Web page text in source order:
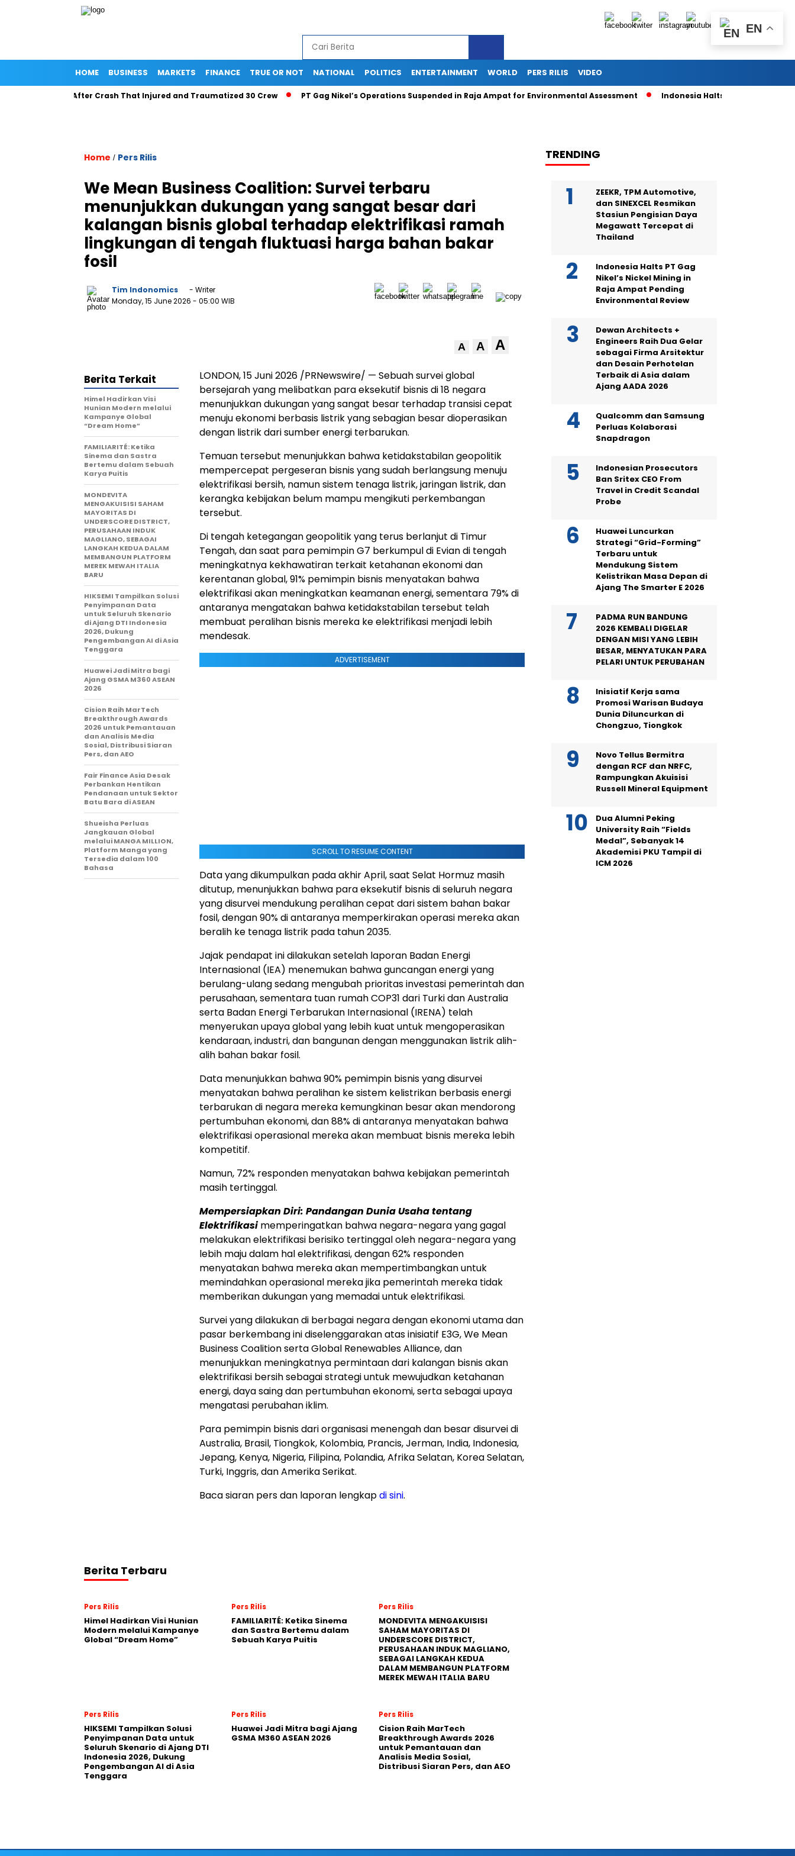
HOME BUSINESS MARKETS FINANCE TRUE OR NOT NATIONAL POLITICS ENTERTAINMENT WORLD PERS RILIS VIDEO
Fleeing After Crash That Injured and Traumatized 30 Crew PT Gag Nikel’s Operations Suspended in Raja Ampat for Environmental Assessment Indonesia Halts PT Gag Nikel’s
Home / Pers Rilis
We Mean Business Coalition: Survei terbaru
menunjukkan dukungan yang sangat besar dari
kalangan bisnis global terhadap elektrifikasi ramah
lingkungan di tengah fluktuasi harga bahan bakar
fosil
Tim Indonomics
- Writer
Monday, 15 June 2026 - 05:00 WIB
A A A
LONDON,15 Juni 2026 /PRNewswire/ — Sebuah survei global
bersejarah yang melibatkan para eksekutif bisnis di 18 negara
menunjukkan dukungan yang sangat besar terhadap transisi cepat
menuju ekonomi berbasis listrik yang sebagian besar dioperasikan
dengan listrik dari sumber energi terbarukan.
Temuan tersebut menunjukkan bahwa ketidakstabilan geopolitik
mempercepat pergeseran bisnis yang sudah berlangsung menuju
elektrifikasi bersih, namun sistem tenaga listrik, jaringan listrik, dan
kerangka kebijakan belum mampu mengikuti perkembangan
tersebut.
Di tengah ketegangan geopolitik yang terus berlanjut di Timur
Tengah, dan saat para pemimpin G7 berkumpul di Evian di tengah
meningkatnya kekhawatiran terkait ketahanan ekonomi dan
kerentanan global, 91% pemimpin bisnis menyatakan bahwa
elektrifikasi akan meningkatkan keamanan energi, sementara 79% di
antaranya mengatakan bahwa ketidakstabilan tersebut telah
membuat peralihan bisnis mereka ke elektrifikasi menjadi lebih
mendesak.
ADVERTISEMENT
SCROLL TO RESUME CONTENT
Data yang dikumpulkan pada akhir April, saat Selat Hormuz masih
ditutup, menunjukkan bahwa para eksekutif bisnis di seluruh negara
yang disurvei mendukung peralihan cepat dari sistem bahan bakar
fosil, dengan 90% di antaranya memperkirakan operasi mereka akan
beralih ke tenaga listrik pada tahun 2035.
Jajak pendapat ini dilakukan setelah laporan Badan Energi
Internasional (IEA) menemukan bahwa guncangan energi yang
berulang-ulang sedang mengubah prioritas investasi pemerintah dan
perusahaan, sementara tuan rumah COP31 dari Turki dan Australia
serta Badan Energi Terbarukan Internasional (IRENA) telah
menyerukan upaya global yang lebih kuat untuk mengoperasikan
kendaraan, industri, dan bangunan dengan menggunakan listrik alih-
alih bahan bakar fosil.
Data menunjukkan bahwa 90% pemimpin bisnis yang disurvei
menyatakan bahwa peralihan ke sistem kelistrikan berbasis energi
terbarukan di negara mereka kemungkinan besar akan mendorong
pertumbuhan ekonomi, dan 88% di antaranya menyatakan bahwa
elektrifikasi operasional mereka akan membuat bisnis mereka lebih
kompetitif.
Namun, 72% responden menyatakan bahwa kebijakan pemerintah
masih tertinggal.
Mempersiapkan Diri: Pandangan Dunia Usaha tentang
Elektrifikasimemperingatkan bahwa negara-negara yang gagal
melakukan elektrifikasi berisiko tertinggal oleh negara-negara yang
lebih maju dalam hal elektrifikasi, dengan 62% responden
menyatakan bahwa mereka akan mempertimbangkan untuk
memindahkan operasional mereka jika pemerintah mereka tidak
memberikan dukungan yang memadai untuk elektrifikasi.
Survei yang dilakukan di berbagai negara dengan ekonomi utama dan
pasar berkembang ini diselenggarakan atas inisiatif E3G, We Mean
Business Coalition serta Global Renewables Alliance, dan
menunjukkan meningkatnya permintaan dari kalangan bisnis akan
elektrifikasi bersih sebagai strategi untuk mewujudkan ketahanan
energi, daya saing dan pertumbuhan ekonomi, serta sebagai upaya
mengatasi perubahan iklim.
Para pemimpin bisnis dari organisasi menengah dan besar disurvei di
Australia, Brasil, Tiongkok, Kolombia, Prancis, Jerman, India, Indonesia,
Jepang, Kenya, Nigeria, Filipina, Polandia, Afrika Selatan, Korea Selatan,
Turki, Inggris, dan Amerika Serikat.
Baca siaran pers dan laporan lengkapdi sini.
Berita Terkait
Himel Hadirkan Visi
Hunian Modern melalui
Kampanye Global
“Dream Home”
FAMILIARITÉ: Ketika
Sinema dan Sastra
Bertemu dalam Sebuah
Karya Puitis
MONDEVITA
MENGAKUISISI SAHAM
MAYORITAS DI
UNDERSCORE DISTRICT,
PERUSAHAAN INDUK
MAGLIANO, SEBAGAI
LANGKAH KEDUA DALAM
MEMBANGUN PLATFORM
MEREK MEWAH ITALIA
BARU
HIKSEMI Tampilkan Solusi
Penyimpanan Data
untuk Seluruh Skenario
di Ajang DTI Indonesia
2026, Dukung
Pengembangan AI di Asia
Tenggara
Huawei Jadi Mitra bagi
Ajang GSMA M360 ASEAN
2026
Cision Raih MarTech
Breakthrough Awards
2026 untuk Pemantauan
dan Analisis Media
Sosial, Distribusi Siaran
Pers, dan AEO
Fair Finance Asia Desak
Perbankan Hentikan
Pendanaan untuk Sektor
Batu Bara di ASEAN
Shueisha Perluas
Jangkauan Global
melalui MANGA MILLION,
Platform Manga yang
Tersedia dalam 100
Bahasa
Berita Terbaru
Pers Rilis
Himel Hadirkan Visi Hunian
Modern melalui Kampanye
Global “Dream Home”
Pers Rilis
FAMILIARITÉ: Ketika Sinema
dan Sastra Bertemu dalam
Sebuah Karya Puitis
Pers Rilis
MONDEVITA MENGAKUISISI
SAHAM MAYORITAS DI
UNDERSCORE DISTRICT,
PERUSAHAAN INDUK MAGLIANO,
SEBAGAI LANGKAH KEDUA
DALAM MEMBANGUN PLATFORM
MEREK MEWAH ITALIA BARU
Pers Rilis
HIKSEMI Tampilkan Solusi
Penyimpanan Data untuk
Seluruh Skenario di Ajang DTI
Indonesia 2026, Dukung
Pengembangan AI di Asia
Tenggara
Pers Rilis
Huawei Jadi Mitra bagi Ajang
GSMA M360 ASEAN 2026
Pers Rilis
Cision Raih MarTech
Breakthrough Awards 2026
untuk Pemantauan dan
Analisis Media Sosial,
Distribusi Siaran Pers, dan AEO
TRENDING
ZEEKR, TPM Automotive,
dan SINEXCEL Resmikan
Stasiun Pengisian Daya
Megawatt Tercepat di
Thailand
Indonesia Halts PT Gag
Nikel’s Nickel Mining in
Raja Ampat Pending
Environmental Review
Dewan Architects +
Engineers Raih Dua Gelar
sebagai Firma Arsitektur
dan Desain Perhotelan
Terbaik di Asia dalam
Ajang AADA 2026
Qualcomm dan Samsung
Perluas Kolaborasi
Snapdragon
Indonesian Prosecutors
Ban Sritex CEO From
Travel in Credit Scandal
Probe
Huawei Luncurkan
Strategi “Grid-Forming”
Terbaru untuk
Mendukung Sistem
Kelistrikan Masa Depan di
Ajang The Smarter E 2026
PADMA RUN BANDUNG
2026 KEMBALI DIGELAR
DENGAN MISI YANG LEBIH
BESAR, MENYATUKAN PARA
PELARI UNTUK PERUBAHAN
Inisiatif Kerja sama
Promosi Warisan Budaya
Dunia Diluncurkan di
Chongzuo, Tiongkok
Novo Tellus Bermitra
dengan RCF dan NRFC,
Rampungkan Akuisisi
Russell Mineral Equipment
Dua Alumni Peking
University Raih “Fields
Medal”, Sebanyak 14
Akademisi PKU Tampil di
ICM 2026
EN